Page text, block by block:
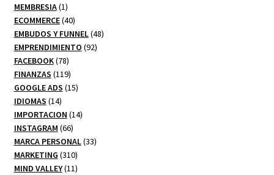
MEMBRESIA 11
producto
ECOMMERCE 4040
productos
EMBUDOS Y FUNNEL 4848
EMPRENDIMIENTO 9292
FACEBOOK 7878
productos
FINANZAS 119119
productos
GOOGLE ADS 1515
IDIOMAS 1414
productos
IMPORTACION 1414
INSTAGRAM 6666
productos
MARCA PERSONAL 3333
MARKETING 310310
productos
MIND VALLEY 1111